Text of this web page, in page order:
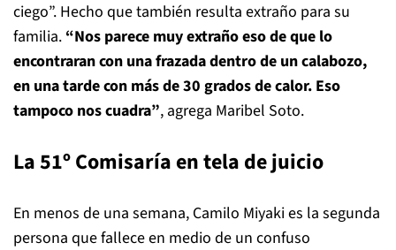
ciego”. Hecho que también resulta extraño para su
familia. “Nos parece muy extraño eso de que lo
encontraran con una frazada dentro de un calabozo,
en una tarde con más de 30 grados de calor. Eso
tampoco nos cuadra”, agrega Maribel Soto.
La 51º Comisaría en tela de juicio
En menos de una semana, Camilo Miyaki es la segunda
persona que fallece en medio de un confuso